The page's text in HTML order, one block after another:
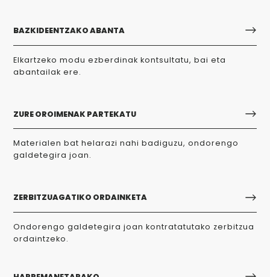
BAZKIDEENTZAKO ABANTA
Elkartzeko modu ezberdinak kontsultatu, bai eta
abantailak ere.
ZURE OROIMENAK PARTEKATU
Materialen bat helarazi nahi badiguzu, ondorengo
galdetegira joan.
ZERBITZUAGATIKO ORDAINKETA
Ondorengo galdetegira joan kontratatutako zerbitzua
ordaintzeko.